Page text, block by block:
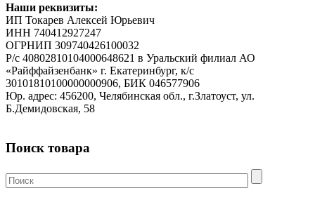
Наши реквизиты:
ИП Токарев Алексей Юрьевич
ИНН 740412927247
ОГРНИП 309740426100032
Р/с 40802810104000648621 в Уральский филиал АО
«Райффайзенбанк» г. Екатеринбург, к/с
30101810100000000906, БИК 046577906
Юр. адрес: 456200, Челябинская обл., г.Златоуст, ул.
Б.Демидовская, 58
Поиск товара